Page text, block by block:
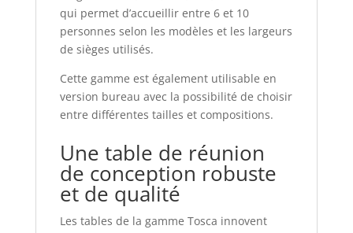
qui permet d’accueillir entre 6 et 10
personnes selon les modèles et les largeurs
de sièges utilisés.
Cette gamme est également utilisable en
version bureau avec la possibilité de choisir
entre différentes tailles et compositions.
Une table de réunion
de conception robuste
et de qualité
Les tables de la gamme Tosca innovent